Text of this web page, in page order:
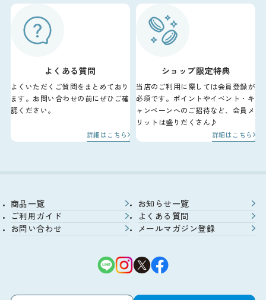
よくある質問
よくいただくご質問をまとめており
ます。お問い合わせの前にぜひご確
認ください。
詳細はこちら
ショップ限定特典
当店のご利用に際しては会員登録が
必須です。ポイントやイベント・キ
ャンペーンへのご招待など、会員メ
リットは盛りだくさん♪
詳細はこちら
商品一覧
お知らせ一覧
ご利用ガイド
よくある質問
お問い合わせ
メールマガジン登録